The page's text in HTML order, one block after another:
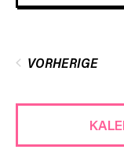
VORHERIGE